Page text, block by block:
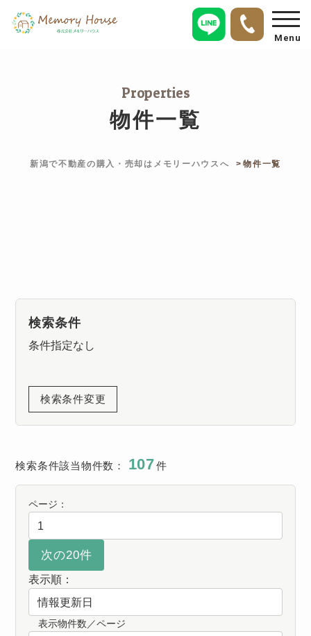
Menu
Properties
物件一覧
新潟で不動産の購入・売却はメモリーハウスへ 物件一覧
検索条件
条件指定なし
検索条件変更
検索条件該当物件数： 107件
ページ：
表示順：
表示物件数／ページ